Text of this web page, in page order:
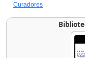
Curadores